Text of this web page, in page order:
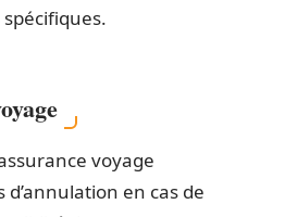
voyage
en cas de